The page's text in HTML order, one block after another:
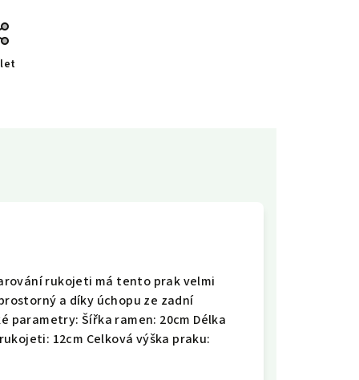
rukojeti má tento prak velmi
a díky úchopu ze zadní
parametry: Šířka ramen: 20cm Délka
12cm Celková výška praku: